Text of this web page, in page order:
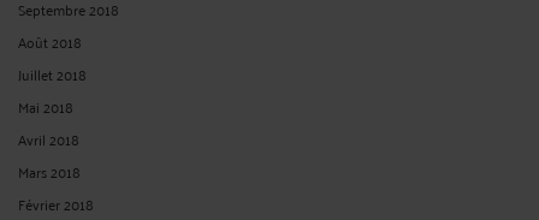
Septembre 2018
Août 2018
Juillet 2018
Mai 2018
Avril 2018
Mars 2018
Février 2018